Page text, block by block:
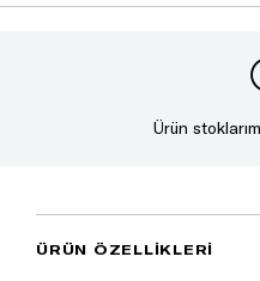
Ürün
ÜRÜN ÖZELLIKLERI